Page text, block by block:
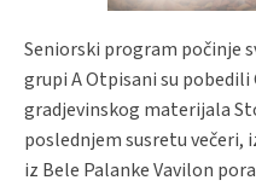
Seniorski program počinje
grupi A Otpisani su pobedili
gradjevinskog materijala
poslednjem susretu večeri,
iz Bele Palanke Vavilon